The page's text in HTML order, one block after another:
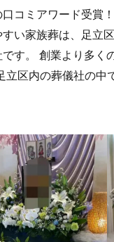
口コミアワード受賞
すい家族葬は、足立
です。 創業より多く
立区内の葬儀社の中